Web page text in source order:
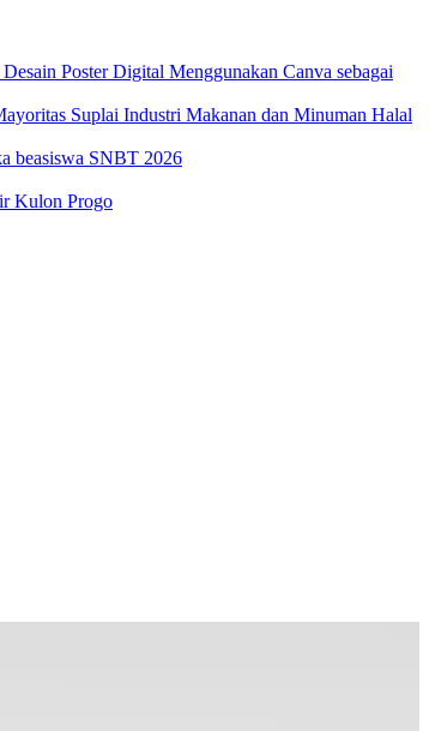
Poster Digital Menggunakan Canva sebagai
Suplai Industri Makanan dan Minuman Halal
beasiswa SNBT 2026
Kulon Progo